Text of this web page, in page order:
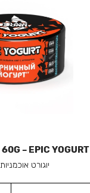
– EPIC YOGURT
יוגורט